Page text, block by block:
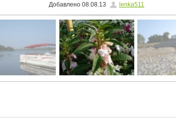
Добавлено 08.08.13 lenka511